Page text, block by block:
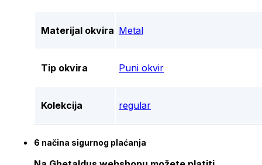
Materijal okvira Metal
Tip okvira Puni okvir
Kolekcija regular
6 načina sigurnog plaćanja